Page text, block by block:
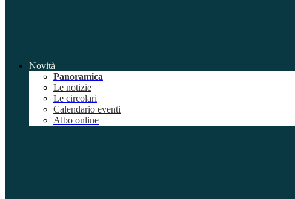
Novità
Panoramica
Le notizie
Le circolari
Calendario eventi
Albo online